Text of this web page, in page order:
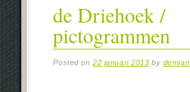
de Driehoek /
pictogrammen
Posted on22 januari 2013 by demian